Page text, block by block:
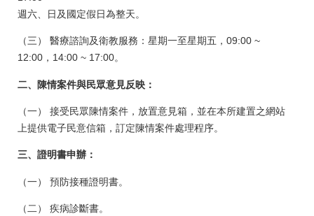
週六、日及國定假日為整天。
（三） 醫療諮詢及衛教服務：星期一至星期五，09:00 ~
12:00，14:00 ~ 17:00。
二、陳情案件與民眾意見反映：
（一） 接受民眾陳情案件，放置意見箱，並在本所建置之網站
上提供電子民意信箱，訂定陳情案件處理程序。
三、證明書申辦：
（一） 預防接種證明書。
（二） 疾病診斷書。